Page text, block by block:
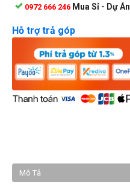
0972 666 246 Mua Sỉ - Dự Án
Hỗ trợ trả góp
Mô Tả